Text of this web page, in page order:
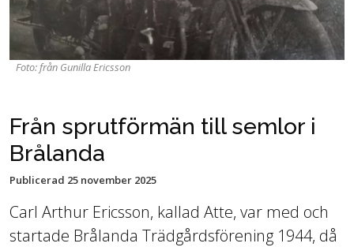
Foto: från Gunilla Ericsson
Från sprutförmän till semlor i
Brålanda
Publicerad 25 november 2025
Carl Arthur Ericsson, kallad Atte, var med och
startade Brålanda Trädgårdsförening 1944, då